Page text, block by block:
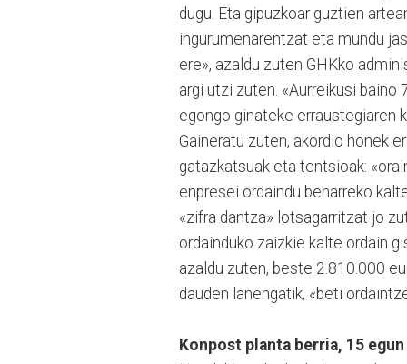
dugu. Eta gipuzkoar guztien
ingurumenarentzat eta mun­du
ere», azaldu zuten GHKko
argi utzi zuten. «Aurreikusi
egongo ginateke erraustegiaren
Gaineratu zuten, akordio honek
gatazkatsuak eta tentsioak:
enpresei ordaindu beharreko
«zifra dantza» lotsagarritzat jo
ordainduko zaizkie kalte ordain
azaldu zuten, beste 2.810.000
dauden lanengatik, «beti
Konpost planta berria, 15